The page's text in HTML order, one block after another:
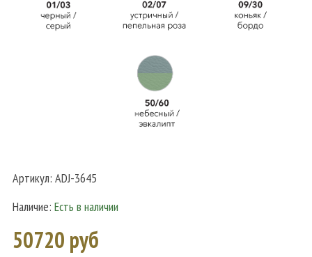
Артикул: ADJ-3645
Наличие: Есть в наличии
50720 руб